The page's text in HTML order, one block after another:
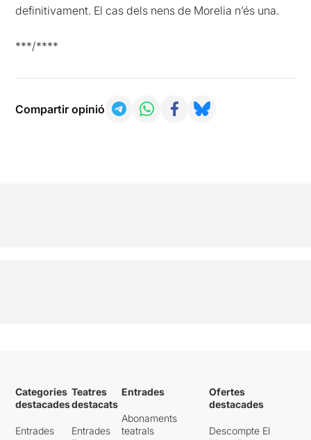
definitivament. El cas dels nens de Morelia n’és una.
***/****
Compartir opinió
Categories
destacades
Entrades
Teatres
destacats
Entrades
Entrades
Abonaments
teatrals
Ofertes
destacades
Descompte El